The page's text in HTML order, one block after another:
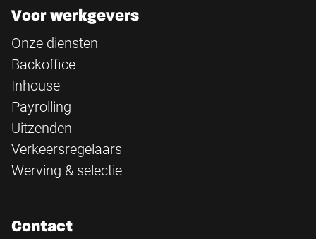
Voor werkgevers
Onze diensten
Backoffice
Inhouse
Payrolling
Uitzenden
Verkeersregelaars
Werving & selectie
Contact